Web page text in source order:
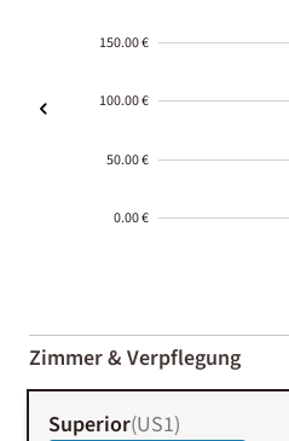
150.00 €
100.00 €
50.00 €
0.00 €
01-02
Zimmer & Verpflegung
Superior(US1)